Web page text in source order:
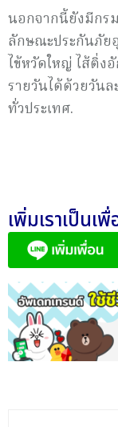
นอกจากนี้ยังมีกรม
ลักษณะประกันภัย
ไข้หวัดใหญ่ ไส้ติ่ง
รายวันได้ด้วยวัน
ทั่วประเทศ.
เพิ่มเราเป็นเ